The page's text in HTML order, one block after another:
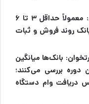
سابقه فعالیت دستگاه کارتخوان: معمولاً حداقل ۳ تا ۶
روند فروش و ثبات
بانک‌ها میانگین
دوره بررسی می‌کنند؛
دریافت وام دستگاه